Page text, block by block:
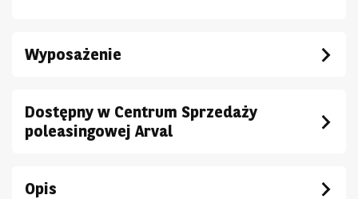
Wyposażenie
Dostępny w Centrum Sprzedaży
poleasingowej Arval
Opis